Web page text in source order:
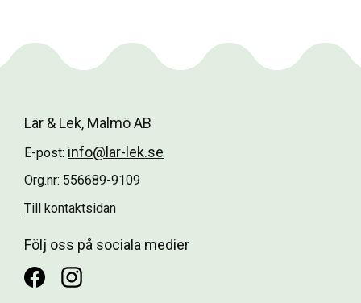
Lär & Lek, Malmö AB
E-post: info@lar-lek.se
Org.nr: 556689-9109
Till kontaktsidan
Följ oss på sociala medier